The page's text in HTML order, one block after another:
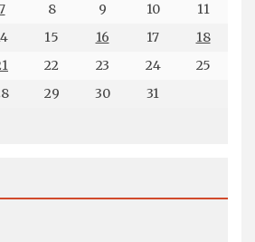
8 9 10
11
15 16 17
18
22 23 24
25
29 30
31